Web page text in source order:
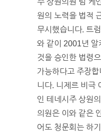
원의 노력을 법적
무시했습니다. 트
와 같이 2001년 알
것을 승인한 법령
가능하다고 주장
니다. 니제르 비극
인 테네시주 상원
의원은 이와 같은
어도 청문회는 하